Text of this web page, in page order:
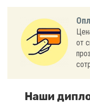
от
Наши